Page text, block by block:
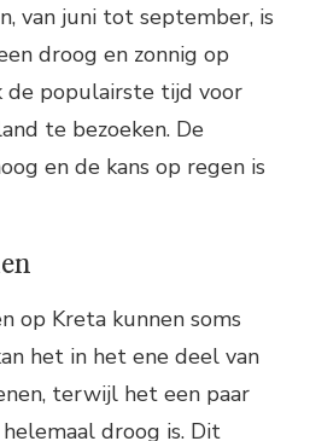
van juni tot september, is
droog en zonnig op
de populairste tijd voor
te bezoeken. De
en de kans op regen is
op Kreta kunnen soms
het in het ene deel van
terwijl het een paar
droog is. Dit